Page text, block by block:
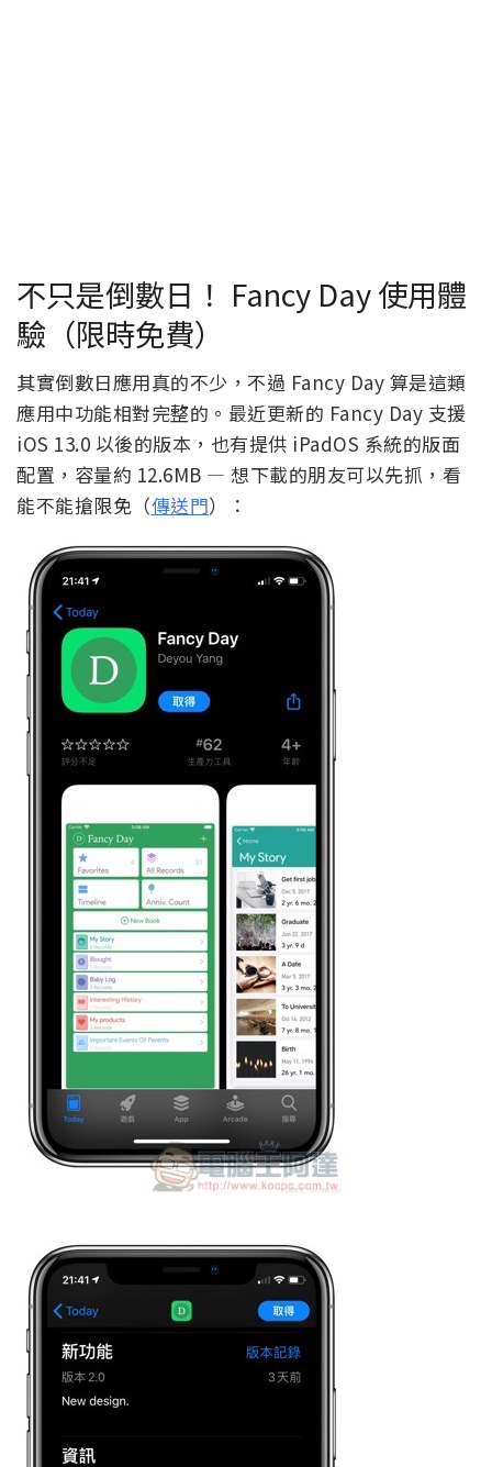
不只是倒數日！ Fancy Day 使用體
驗（限時免費）
其實倒數日應用真的不少，不過 Fancy Day 算是這類
應用中功能相對完整的。最近更新的 Fancy Day 支援
iOS 13.0 以後的版本，也有提供 iPadOS 系統的版面
配置，容量約 12.6MB — 想下載的朋友可以先抓，看
能不能搶限免（傳送門）：